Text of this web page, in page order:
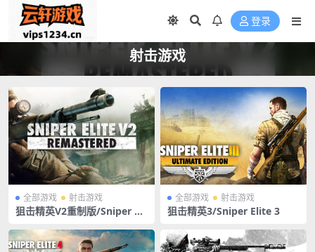
登录
射击游戏
全部游戏 射击游戏
狙击精英V2重制版/Sniper Eli
全部游戏 射击游戏
狙击精英3/Sniper Elite 3